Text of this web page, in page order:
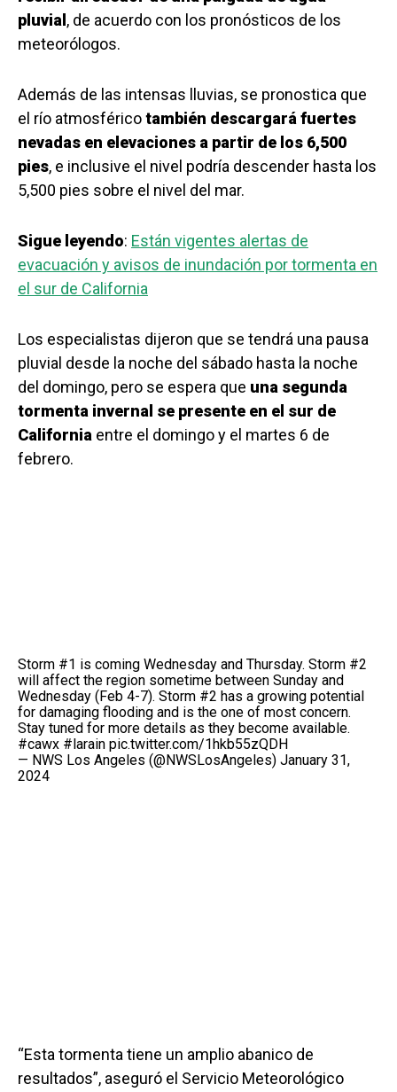
pluvial , de acuerdo con los pronósticos de los
meteorólogos.
Además de las intensas lluvias, se pronostica que
el río atmosféricotambién descargará fuertes
nevadas en elevaciones a partir de los 6,500
pies, e inclusive el nivel podría descender hasta los
5,500 pies sobre el nivel del mar.
Sigue leyendo: Están vigentes alertas de
evacuación y avisos de inundación por tormenta en
el sur de California
Los especialistas dijeron que se tendrá una pausa
pluvial desde la noche del sábado hasta la noche
del domingo, pero se espera que una segunda
tormenta invernal se presente en el sur de
California entre el domingo y el martes 6 de
febrero.
Storm #1 is coming Wednesday and Thursday. Storm #2
will affect the region sometime between Sunday and
Wednesday (Feb 4-7). Storm #2 has a growing potential
for damaging flooding and is the one of most concern.
Stay tuned for more details as they become available.
#cawx #larain pic.twitter.com/1hkb55zQDH
— NWS Los Angeles (@NWSLosAngeles) January 31,
2024
“Esta tormenta tiene un amplio abanico de
resultados”, aseguró el Servicio Meteorológico